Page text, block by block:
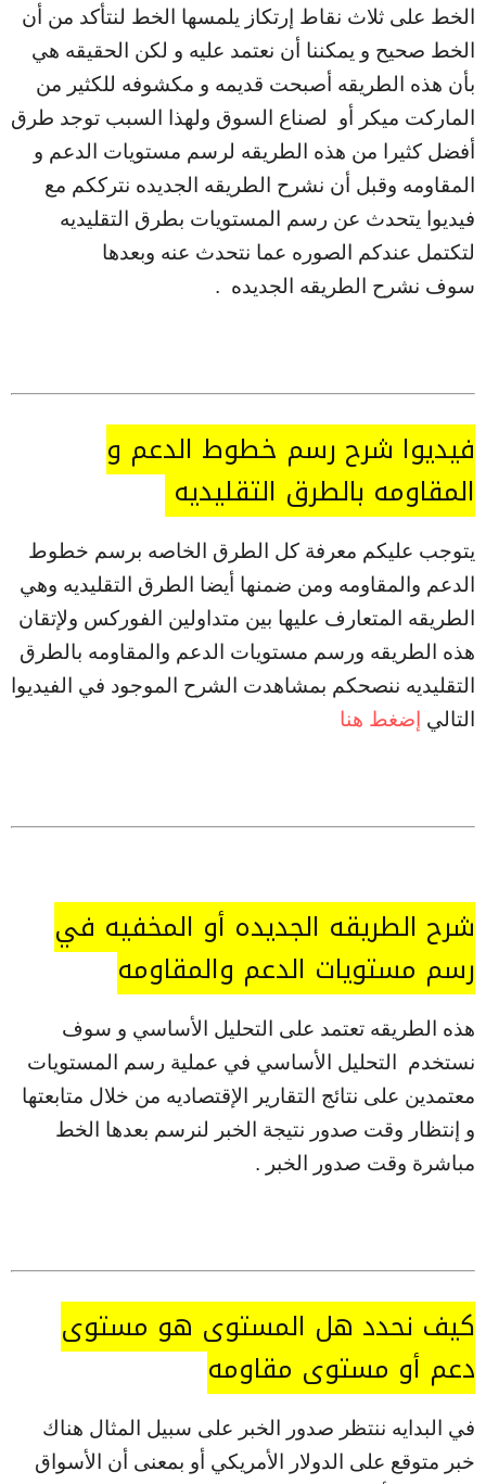
الخط على ثلاث نقاط إرتكاز يلمسها الخط لنتأكد من أن
الخط صحيح و يمكننا أن نعتمد عليه و لكن الحقيقه هي
بأن هذه الطريقه أصبحت قديمه و مكشوفه للكثير من
الماركت ميكر أو لصناع السوق ولهذا السبب توجد طرق
أفضل كثيرا من هذه الطريقه لرسم مستويات الدعم و
المقاومه وقبل أن نشرح الطريقه الجديده نترككم مع
فيديوا يتحدث عن رسم المستويات بطرق التقليديه
لتكتمل عندكم الصوره عما نتحدث عنه وبعدها
سوف نشرح الطريقه الجديده .
فيديوا شرح رسم خطوط الدعم و
المقاومه بالطرق التقليديه
يتوجب عليكم معرفة كل الطرق الخاصه برسم خطوط
الدعم والمقاومه ومن ضمنها أيضا الطرق التقليديه وهي
الطريقه المتعارف عليها بين متداولين الفوركس ولإتقان
هذه الطريقه ورسم مستويات الدعم والمقاومه بالطرق
التقليديه ننصحكم بمشاهدت الشرح الموجود في الفيديوا
التالي إضغط هنا
شرح الطريقه الجديده أو المخفيه في
رسم مستويات الدعم والمقاومه
هذه الطريقه تعتمد على التحليل الأساسي و سوف
نستخدم التحليل الأساسي في عملية رسم المستويات
معتمدين على نتائج التقارير الإقتصاديه من خلال متابعتها
و إنتظار وقت صدور نتيجة الخبر لنرسم بعدها الخط
مباشرة وقت صدور الخبر .
كيف نحدد هل المستوى هو مستوى
دعم أو مستوى مقاومه
في البدايه ننتظر صدور الخبر على سبيل المثال هناك
خبر متوقع على الدولار الأمريكي أو بمعنى أن الأسواق